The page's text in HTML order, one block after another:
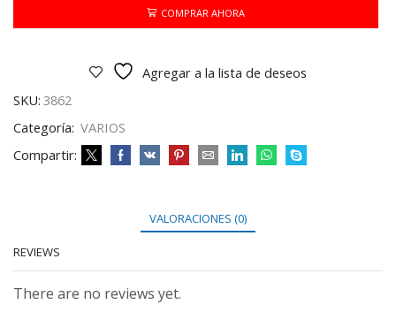
COMPRAR AHORA
Agregar a la lista de deseos
SKU: 3862
Categoría: VARIOS
Compartir:
VALORACIONES (0)
REVIEWS
There are no reviews yet.